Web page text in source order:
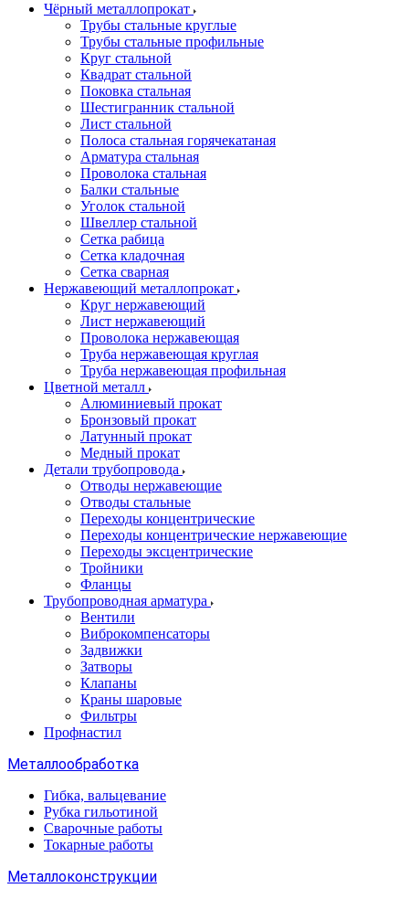
Чёрный металлопрокат
Трубы стальные круглые
Трубы стальные профильные
Круг стальной
Квадрат стальной
Поковка стальная
Шестигранник стальной
Лист стальной
Полоса стальная горячекатаная
Арматура стальная
Проволока стальная
Балки стальные
Уголок стальной
Швеллер стальной
Сетка рабица
Сетка кладочная
Сетка сварная
Нержавеющий металлопрокат
Круг нержавеющий
Лист нержавеющий
Проволока нержавеющая
Труба нержавеющая круглая
Труба нержавеющая профильная
Цветной металл
Алюминиевый прокат
Бронзовый прокат
Латунный прокат
Медный прокат
Детали трубопровода
Отводы нержавеющие
Отводы стальные
Переходы концентрические
Переходы концентрические нержавеющие
Переходы эксцентрические
Тройники
Фланцы
Трубопроводная арматура
Вентили
Виброкомпенсаторы
Задвижки
Затворы
Клапаны
Краны шаровые
Фильтры
Профнастил
Металлообработка
Гибка, вальцевание
Рубка гильотиной
Сварочные работы
Токарные работы
Металлоконструкции